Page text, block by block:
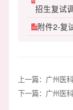
招生复试
附件2-复